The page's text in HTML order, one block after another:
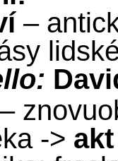
–
-> akt